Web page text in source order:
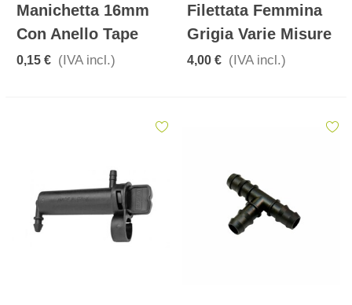
Manichetta 16mm
Con Anello Tape
0,15 € (IVA incl.)
Filettata Femmina
Grigia Varie Misure
4,00 € (IVA incl.)